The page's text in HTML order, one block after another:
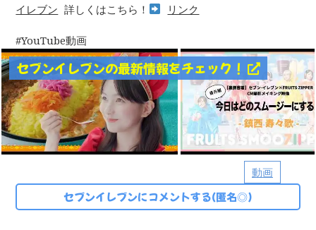
イレブン 詳しくはこちら！ リンク
動画
YouTube動画
セブンイレブンの最新情報をチェック！
セブンイレブンにコメントする(匿名◎)